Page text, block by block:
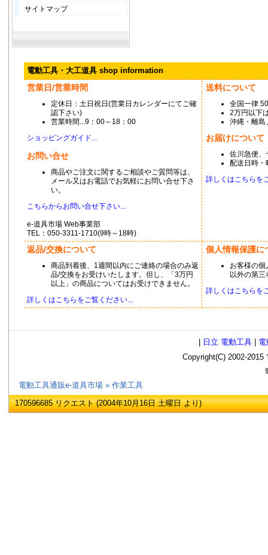
サイトマップ
電動工具・大工道具 shop information
営業日/営業時間
定休日：土日祝日(営業日カレンダーにてご確
認下さい)
営業時間...9：00～18：00
ショッピングガイド...
お問い合せ
商品やご注文に関するご相談やご質問等は、
メール又はお電話でお気軽にお問い合せ下さ
い。
こちらからお問い合せ下さい...
e-道具市場 Web事業部
TEL：050-3311-1710(9時～18時)
送料について
全国一律
2万円以下
沖縄・離島
お届けについて
佐川急便、
配送日時・
詳しくはこちらを
返品/交換について
商品到着後、1週間以内にご連絡の場合のみ返
品/交換をお受けいたします。但し、「3万円
以上」の商品についてはお受けできません。
詳しくはこちらをご覧ください...
個人情報保護に
お客様の個
以外の第
詳しくはこちらを
日立 電動工具|
Copyright(C) 2002-
電動工具通販e-道具市場 » 作業工具
170596685 リクエスト (2004年10月16日 土曜日 より)